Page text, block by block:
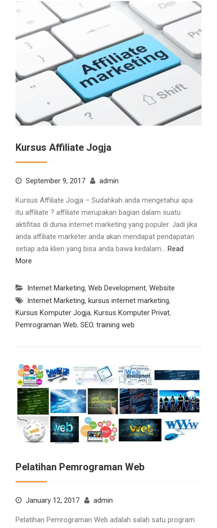
Kursus Affiliate Jogja
September 9, 2017 admin
Kursus Affiliate Jogja – Sudahkah anda mengetahui apa
itu affiliate ? affiliate merupakan bagian dalam suatu
aktifitas di dunia internet marketing yang populer. Jadi jika
anda affiliate marketer anda akan mendapat pendapatan
setiap ada klien yang bisa anda bawa kedalam… Read
More
Internet Marketing, Web Development, Website
Internet Marketing, kursus internet marketing,
Kursus Komputer Jogja, Kursus Komputer Privat,
Pemrograman Web, SEO, training web
Pelatihan Pemrograman Web
January 12, 2017 admin
Pelatihan Pemrograman Web adalah salah satu program